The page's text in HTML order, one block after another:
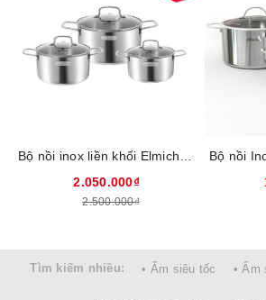
Chảo chống dính thiết kế đơn giản, tinh
Bề mặt chảo dạng trơn nhẵn, ít bám dầu
sơn chống dính cao cấp giúp giúp thức ăn
nấu, chống bám bụi, dễ dàng vệ sinh.
Viền mép vung được bọc inox, vừa sang
vỡ khi va đập.2.050.000₫
2.500.000₫
Tìm kiếm nhiều: • Ấm siêu tốc • Ấm